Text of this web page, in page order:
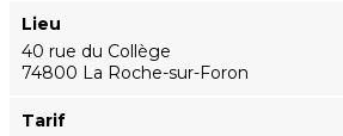
Lieu
40 rue du Collège
74800 La Roche-sur-Foron
Tarif